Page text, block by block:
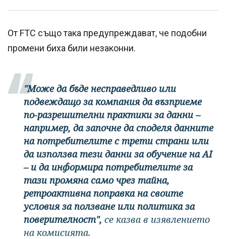
От FTC също така предупреждават, че подобни
промени биха били незаконни.
"Може да бъде несправедливо или
подвеждащо за компания да възприеме
по-разрешителни практики за данни –
например, да започне да споделя данните
на потребителите с трети страни или
да използва тези данни за обучение на AI
– и да информира потребителите за
тази промяна само чрез тайна,
ретроактивна поправка на своите
условия за ползване или политика за
поверителност", се казва в изявлението
на комисията.